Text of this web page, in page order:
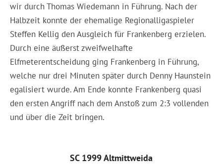
wir durch Thomas Wiedemann in Führung. Nach der
Halbzeit konnte der ehemalige Regionalligaspieler
Steffen Kellig den Ausgleich für Frankenberg erzielen.
Durch eine äußerst zweifwelhafte
Elfmeterentscheidung ging Frankenberg in Führung,
welche nur drei Minuten später durch Denny Haunstein
egalisiert wurde. Am Ende konnte Frankenberg quasi
den ersten Angriff nach dem Anstoß zum 2:3 vollenden
und über die Zeit bringen.
SC 1999 Altmittweida